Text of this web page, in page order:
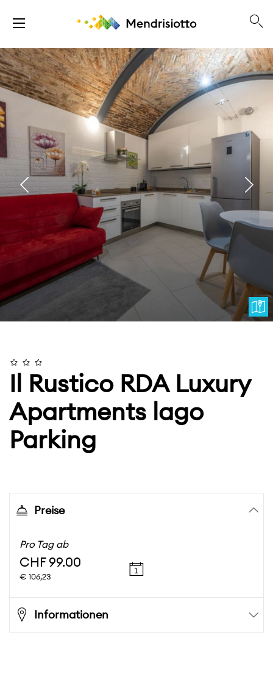
Il Rustico RDA Luxury
Apartments lago
Parking
Preise
Pro Tag ab
CHF 99.00
€ 106,23
Informationen